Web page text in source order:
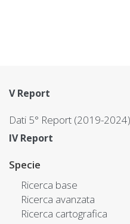
V Report
Dati 5° Report (2019-2024)
IV Report
Specie
Ricerca base
Ricerca avanzata
Ricerca cartografica